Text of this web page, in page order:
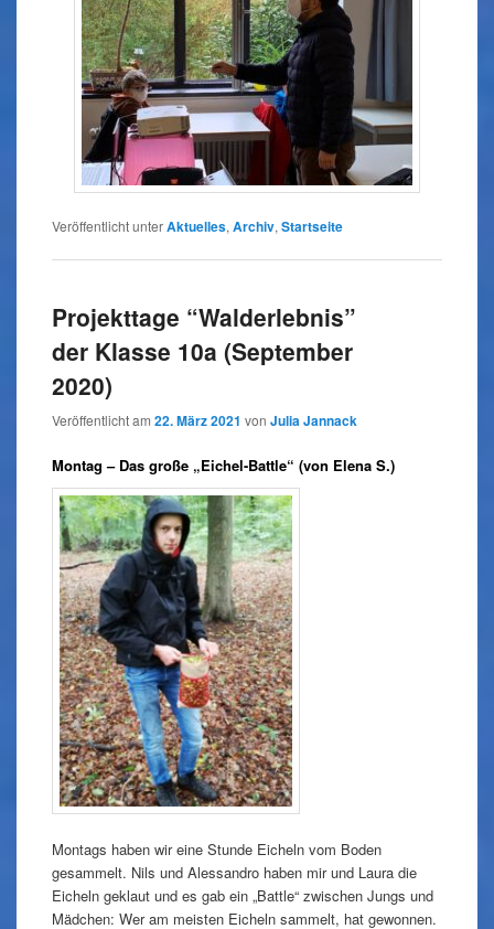
Veröffentlicht unterAktuelles, Archiv, Startseite
Projekttage “Walderlebnis”
der Klasse 10a (September
2020)
Veröffentlicht am 22. März 2021 von Julia Jannack
Montag – Das große „Eichel-Battle“ (von Elena S.)
Montags haben wir eine Stunde Eicheln vom Boden
gesammelt. Nils und Alessandro haben mir und Laura die
Eicheln geklaut und es gab ein „Battle“ zwischen Jungs und
Mädchen: Wer am meisten Eicheln sammelt, hat gewonnen.